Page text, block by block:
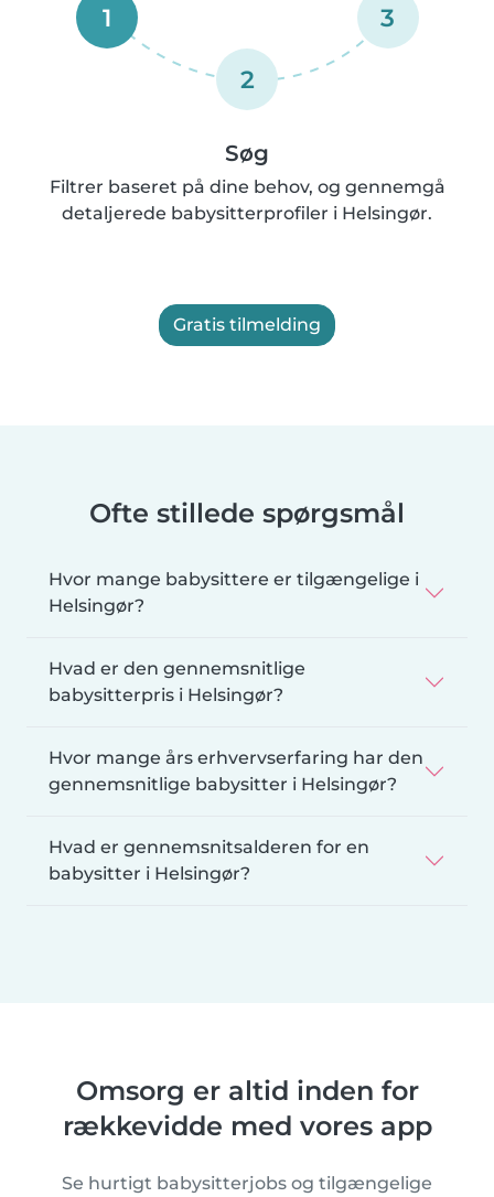
1
2
3
Søg
Filtrer baseret på dine behov, og gennemgå
detaljerede babysitterprofiler i Helsingør.
Gratis tilmelding
Ofte stillede spørgsmål
Hvor mange babysittere er tilgængelige i
Helsingør?
Hvad er den gennemsnitlige
babysitterpris i Helsingør?
Hvor mange års erhvervserfaring har den
gennemsnitlige babysitter i Helsingør?
Hvad er gennemsnitsalderen for en
babysitter i Helsingør?
Omsorg er altid inden for
rækkevidde med vores app
Se hurtigt babysitterjobs og tilgængelige